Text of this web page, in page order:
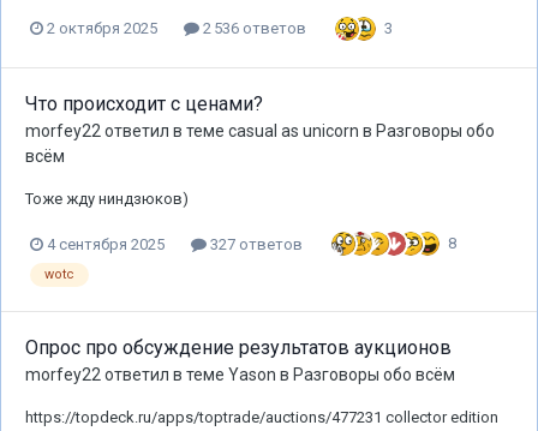
2 октября 2025 2 536 ответов 3
Что происходит с ценами?
morfey22 ответил в теме casual as unicorn в Разговоры обо
всём
Тоже жду ниндзюков)
4 сентября 2025 327 ответов 8
wotc
Опрос про обсуждение результатов аукционов
morfey22ответил в теме Yason в Разговоры обо всём
https://topdeck.ru/apps/toptrade/auctions/477231 collector edition